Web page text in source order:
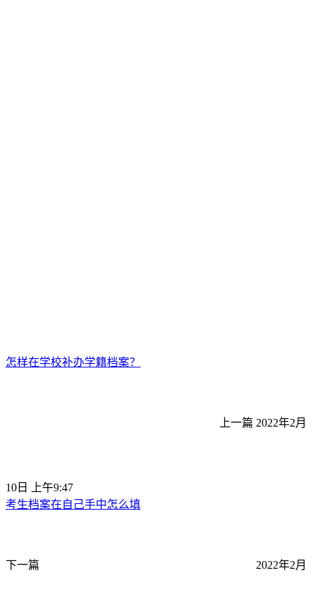
怎样在学校补办学籍档案？
上一篇 2022年2月
10日 上午9:47
考生档案在自己手中怎么填
下一篇 2022年2月